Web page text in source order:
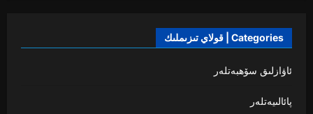
Categories | قولاي تىزىملىك
ئاۋازلىق سۆھبەتلەر
پائالىيەتلەر